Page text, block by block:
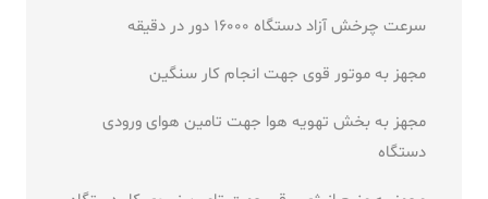
سرعت چرخش آزاد دستگاه 16000 دور در دقیقه
مجهز به موتور قوی جهت انجام کار سنگین
مجهز به بخش تهویه هوا جهت تامین هوای ورودی
دستگاه